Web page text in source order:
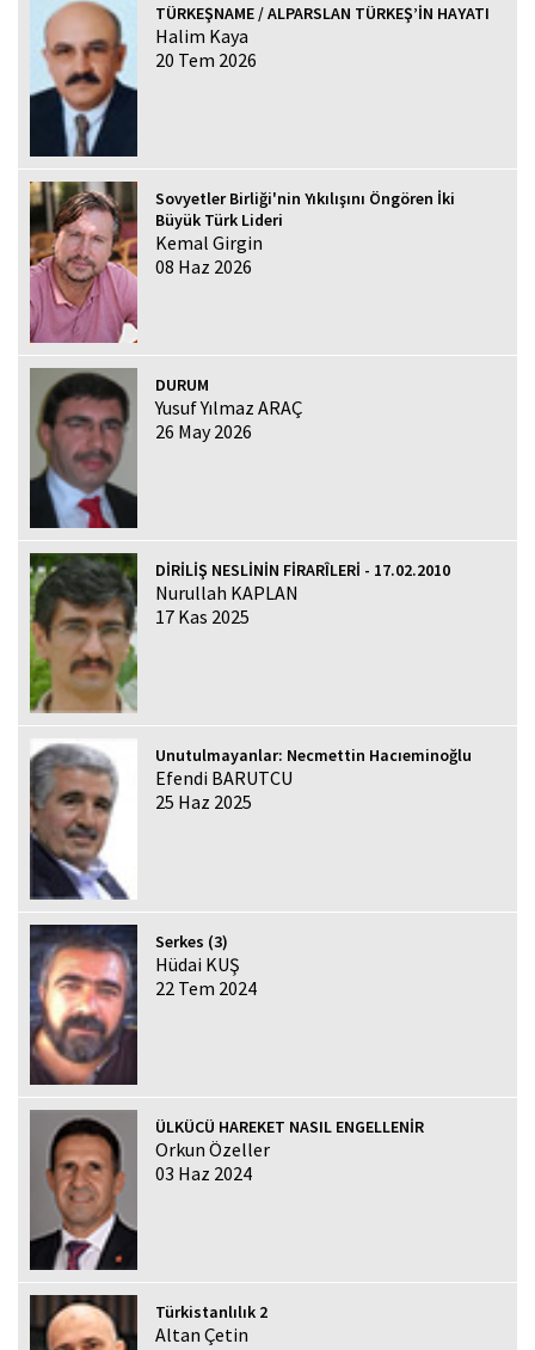
TÜRKEŞNAME / ALPARSLAN TÜRKEŞ’İN HAYATI
Halim Kaya
20 Tem 2026
Sovyetler Birliği'nin Yıkılışını Öngören İki
Büyük Türk Lideri
Kemal Girgin
08 Haz 2026
DURUM
Yusuf Yılmaz ARAÇ
26 May 2026
DİRİLİŞ NESLİNİN FİRARÎLERİ - 17.02.2010
Nurullah KAPLAN
17 Kas 2025
Unutulmayanlar: Necmettin Hacıeminoğlu
Efendi BARUTCU
25 Haz 2025
Serkes (3)
Hüdai KUŞ
22 Tem 2024
ÜLKÜCÜ HAREKET NASIL ENGELLENİR
Orkun Özeller
03 Haz 2024
Türkistanlılık 2
Altan Çetin